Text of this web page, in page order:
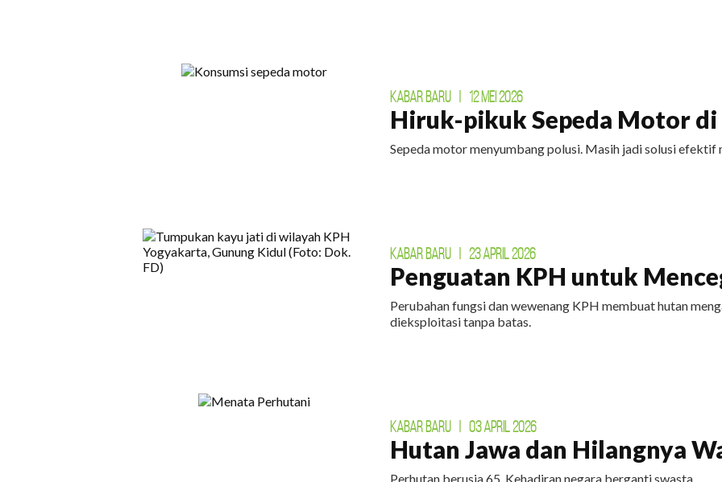
KABAR BARU | 12 MEI 2026
Hiruk-pikuk Sepeda Motor
Sepeda motor menyumbang polusi. Masih jadi solusi efektif
KABAR BARU | 23 APRIL 2026
Penguatan KPH untuk
Perubahan fungsi dan wewenang KPH membuat hutan
dieksploitasi tanpa batas.
KABAR BARU | 03 APRIL 2026
Hutan Jawa dan Hilangnya
Perhutan berusia 65. Kehadiran negara berganti swasta.